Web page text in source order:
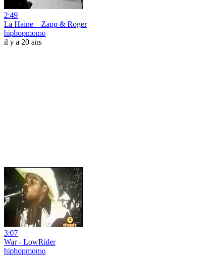
2:49
La Haine _ Zapp & Roger
hiphopmomo
il y a 20 ans
3:07
War - LowRider
hiphopmomo